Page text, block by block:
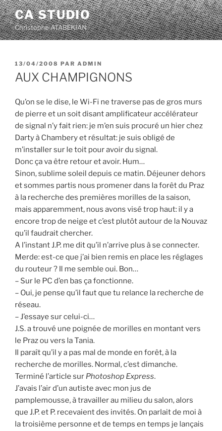
Aller
au
contenu
principal
CA STUDIO
Christophe ATABEKIAN
PUBLIÉ
LE
13/04/2008 PAR ADMIN
AUX CHAMPIGNONS
Qu’on se le dise, le Wi-Fi ne traverse pas de gros murs
de pierre et un soit disant amplificateur accélérateur
de signal n’y fait rien: je m’en suis procuré un hier chez
Darty à Chambery et résultat: je suis obligé de
m’installer sur le toit pour avoir du signal.
Donc ça va être retour et avoir. Hum…
Sinon, sublime soleil depuis ce matin. Déjeuner dehors
et sommes partis nous promener dans la forêt du Praz
à la recherche des premières morilles de la saison,
mais apparemment, nous avons visé trop haut: il y a
encore trop de neige et c’est plutôt autour de la Nouvaz
qu’il faudrait chercher.
A l’instant J.P. me dit qu’il n’arrive plus à se connecter.
Merde: est-ce que j’ai bien remis en place les réglages
du routeur ? Il me semble oui. Bon…
– Sur le PC d’en bas ça fonctionne.
– Oui, je pense qu’il faut que tu relance la recherche de
réseau.
– J’essaye sur celui-ci…
J.S. a trouvé une poignée de morilles en montant vers
le Praz ou vers la Tania.
Il paraît qu’il y a pas mal de monde en forêt, à la
recherche de morilles. Normal, c’est dimanche.
Terminé l’article sur Photoshop Express.
J’avais l’air d’un autiste avec mon jus de
pamplemousse, à travailler au milieu du salon, alors
que J.P. et P. recevaient des invités. On parlait de moi à
la troisième personne et de temps en temps je lançais